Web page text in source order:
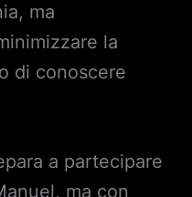
ma
la
di conoscere
a partecipare
ma con